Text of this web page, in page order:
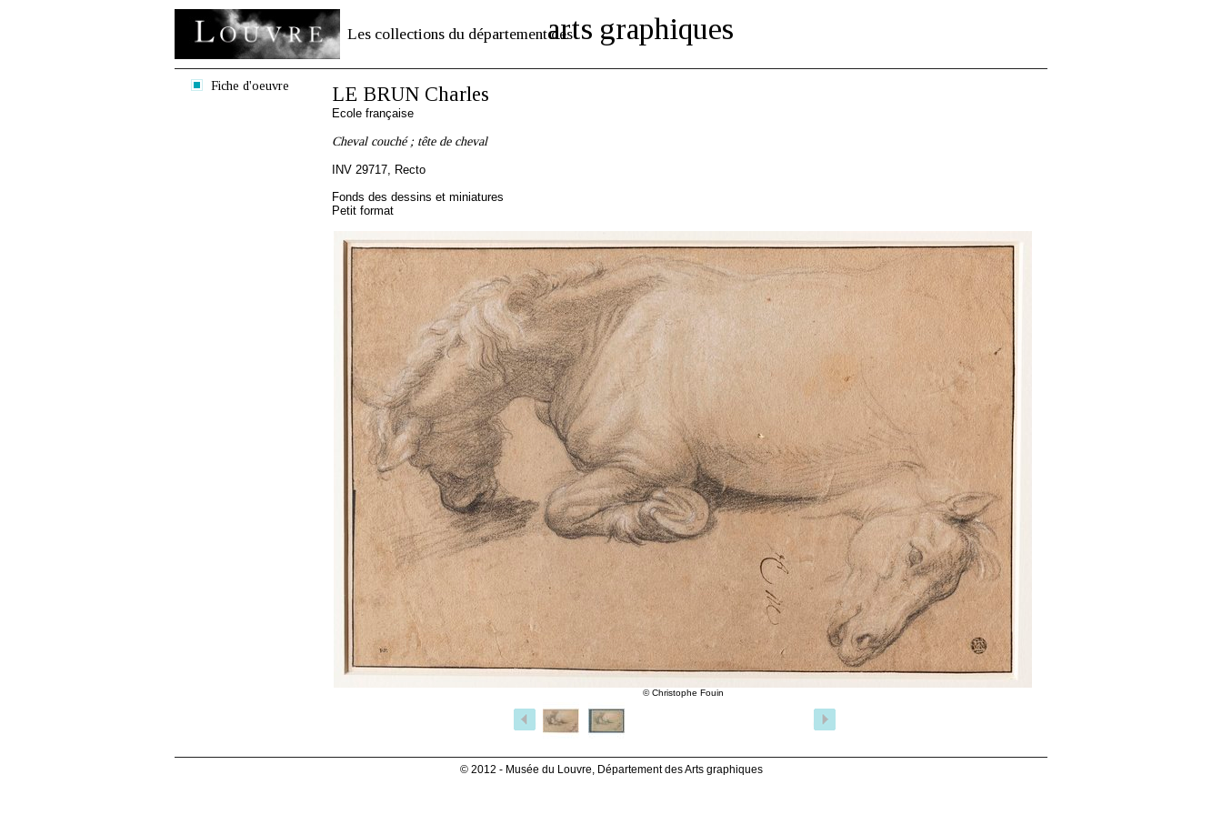
Les collections du département desarts graphiques
Fiche d'oeuvre LE BRUN Charles
Ecole française
Cheval couché ; tête de cheval
INV 29717, Recto
Fonds des dessins et miniatures
Petit format
© Christophe Fouin
© 2012 - Musée du Louvre, Département des Arts graphiques